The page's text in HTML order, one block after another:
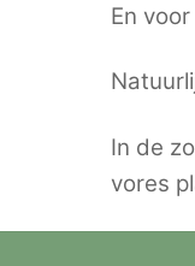
En
In de
vores